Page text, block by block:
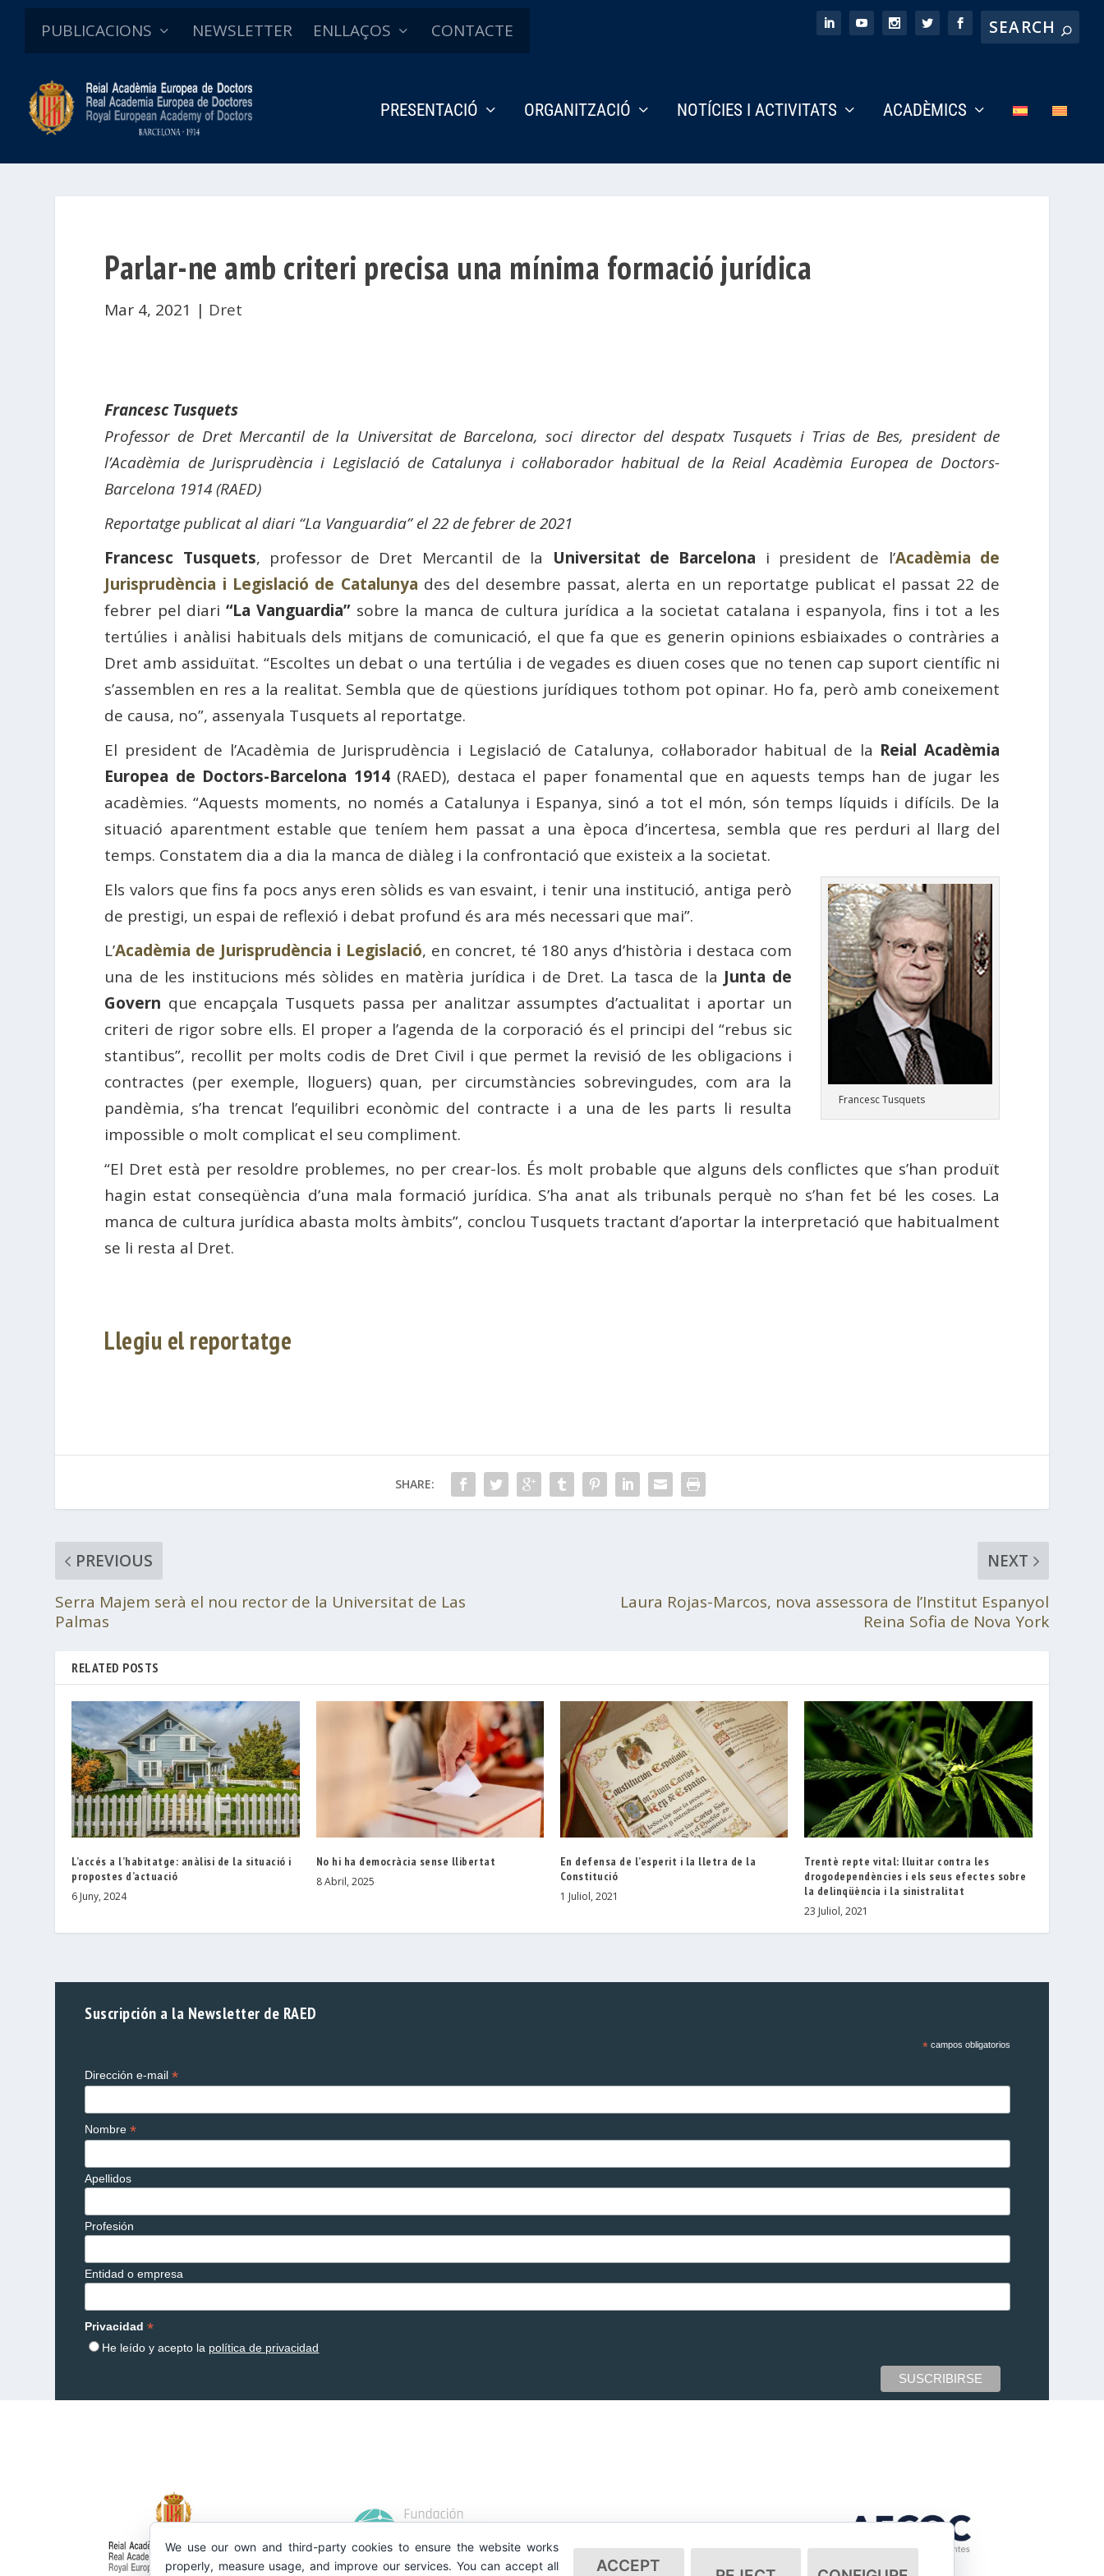
PUBLICACIONS NEWSLETTER ENLLAÇOS CONTACTE
PRESENTACIÓ ORGANITZACIÓ NOTÍCIES I ACTIVITATS ACADÈMICS
Parlar-ne amb criteri precisa una mínima formació jurídica
Mar 4, 2021 | Dret
Francesc Tusquets
Professor de Dret Mercantil de la Universitat de Barcelona, ​​soci director del despatx Tusquets i Trias de Bes, president de
l’Acadèmia de Jurisprudència i Legislació de Catalunya i col·laborador habitual de la Reial Acadèmia Europea de Doctors-
Barcelona 1914 (RAED)
Reportatge publicat al diari “La Vanguardia” el 22 de febrer de 2021
Francesc Tusquets, professor de Dret Mercantil de la Universitat de Barcelona i president de l’Acadèmia de
Jurisprudència i Legislació de Catalunya des del desembre passat, alerta en un reportatge publicat el passat 22 de
febrer pel diari“La Vanguardia”sobre la manca de cultura jurídica a la societat catalana i espanyola, fins i tot a les
tertúlies i anàlisi habituals dels mitjans de comunicació, el que fa que es generin opinions esbiaixades o contràries a
Dret amb assiduïtat. “Escoltes un debat o una tertúlia i de vegades es diuen coses que no tenen cap suport científic ni
s’assemblen en res a la realitat. Sembla que de qüestions jurídiques tothom pot opinar. Ho fa, però amb coneixement
de causa, no”, assenyala Tusquets al reportatge.
El president de l’Acadèmia de Jurisprudència i Legislació de Catalunya, col·laborador habitual de la Reial Acadèmia
Europea de Doctors-Barcelona 1914(RAED), destaca el paper fonamental que en aquests temps han de jugar les
acadèmies. “Aquests moments, no només a Catalunya i Espanya, sinó a tot el món, són temps líquids i difícils. De la
situació aparentment estable que teníem hem passat a una època d’incertesa, sembla que res perduri al llarg del
temps. Constatem dia a dia la manca de diàleg i la confrontació que existeix a la societat.
Francesc Tusquets
Els valors que fins fa pocs anys eren sòlids es van esvaint, i tenir una institució, antiga però
de prestigi, un espai de reflexió i debat profund és ara més necessari que mai”.
L’Acadèmia de Jurisprudència i Legislació, en concret, té 180 anys d’història i destaca com
una de les institucions més sòlides en matèria jurídica i de Dret. La tasca de la Junta de
Govern que encapçala Tusquets passa per analitzar assumptes d’actualitat i aportar un
criteri de rigor sobre ells. El proper a l’agenda de la corporació és el principi del “rebus sic
stantibus”, recollit per molts codis de Dret Civil i que permet la revisió de les obligacions i
contractes (per exemple, lloguers) quan, per circumstàncies sobrevingudes, com ara la
pandèmia, s’ha trencat l’equilibri econòmic del contracte i a una de les parts li resulta
impossible o molt complicat el seu compliment.
“El Dret està per resoldre problemes, no per crear-los. És molt probable que alguns dels conflictes que s’han produït
hagin estat conseqüència d’una mala formació jurídica. S’ha anat als tribunals perquè no s’han fet bé les coses. La
manca de cultura jurídica abasta molts àmbits”, conclou Tusquets tractant d’aportar la interpretació que habitualment
se li resta al Dret.
Llegiu el reportatge
SHARE:
PREVIOUS
Serra Majem serà el nou rector de la Universitat de Las
Palmas
NEXT
Laura Rojas-Marcos, nova assessora de l’Institut Espanyol
Reina Sofia de Nova York
RELATED POSTS
L’accés a l’habitatge: anàlisi de la situació i
propostes d’actuació
6 Juny, 2024
No hi ha democràcia sense llibertat
8 Abril, 2025
En defensa de l’esperit i la lletra de la
Constitució
1 Juliol, 2021
Trentè repte vital: lluitar contra les
drogodependències i els seus efectes sobre
la delinqüència i la sinistralitat
23 Juliol, 2021
Suscripción a la Newsletter de RAED
*campos obligatorios
Dirección e-mail*
Nombre*
Apellidos
Profesión
Entidad o empresa
Privacidad*
He leído y acepto la política de privacidad
We use our own and third-party cookies to ensure the website works
properly, measure usage, and improve our services. You can accept all
ACCEPT